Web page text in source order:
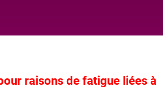
raisons de fatigue liées à